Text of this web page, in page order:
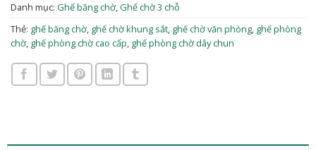
Danh mục: Ghế băng chờ, Ghế chờ 3 chỗ
Thẻ: ghế băng chờ, ghế chờ khung sắt, ghế chờ văn phòng, ghế phòng
chờ, ghế phòng chờ cao cấp, ghế phòng chờ dây chun